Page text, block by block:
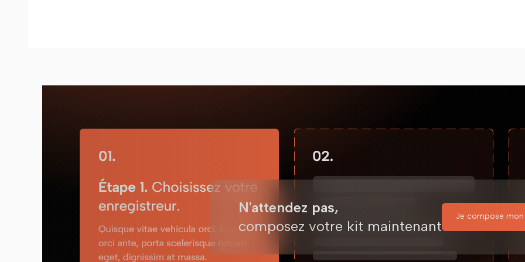
N'attendez pas,
composez votre kit maintenant
Je compose